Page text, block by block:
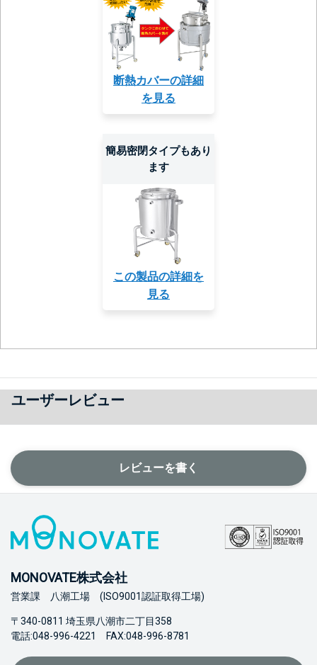
断熱カバーの詳細
を見る
簡易密閉タイプもあり
ます
この製品の詳細を
見る
ユーザーレビュー
レビューを書く
MONOVATE株式会社
営業課 八潮工場 (ISO9001認証取得工場)
〒340-0811 埼玉県八潮市二丁目358
電話:048-996-4221 FAX:048-996-8781